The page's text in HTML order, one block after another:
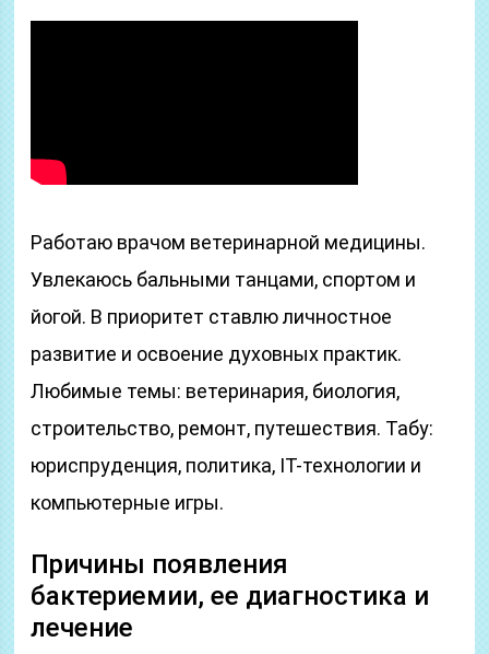
Работаю врачом ветеринарной медицины.
Увлекаюсь бальными танцами, спортом и
йогой. В приоритет ставлю личностное
развитие и освоение духовных практик.
Любимые темы: ветеринария, биология,
строительство, ремонт, путешествия. Табу:
юриспруденция, политика, IT-технологии и
компьютерные игры.
Причины появления
бактериемии, ее диагностика и
лечение